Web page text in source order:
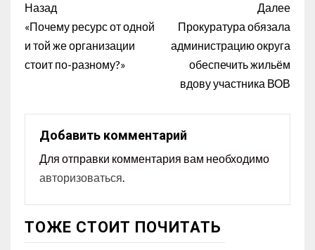
Назад
«Почему ресурс от одной
и той же организации
стоит по-разному?»
Далее
Прокуратура обязала
администрацию округа
обеспечить жильём
вдову участника ВОВ
Добавить комментарий
Для отправки комментария вам необходимо
авторизоваться.
ТОЖЕ СТОИТ ПОЧИТАТЬ